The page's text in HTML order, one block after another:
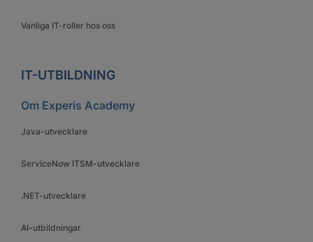
Vanliga IT-roller hos oss
IT-UTBILDNING
Om Experis Academy
Java-utvecklare
ServiceNow ITSM-utvecklare
.NET-utvecklare
AI-utbildningar